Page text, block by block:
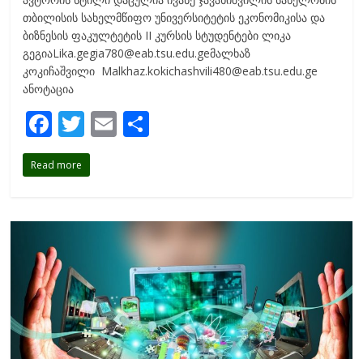
თბილისის სახელმწიფო უნივერსიტეტის ეკონომიკისა და
ბიზნესის ფაკულტეტის II კურსის სტუდენტები ლიკა
გეგიაLika.gegia780@eab.tsu.edu.geმალხაზ
კოკიჩაშვილი Malkhaz.kokichashvili480@eab.tsu.edu.ge
ანოტაცია
F
ac
e
o
o
k
T
w
itt
E
Read more